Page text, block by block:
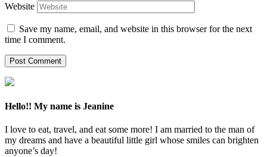
Website
Save my name, email, and website in this browser for the next
time I comment.
Hello!! My name is Jeanine
I love to eat, travel, and eat some more! I am married to the man of
my dreams and have a beautiful little girl whose smiles can brighten
anyone’s day!